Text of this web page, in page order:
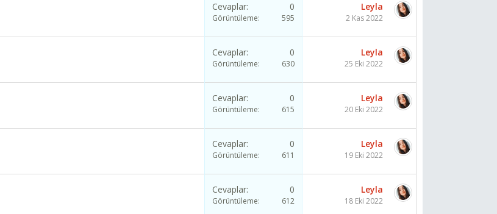
Cevaplar 0
Görüntüleme 595
Leyla
2 Kas 2022
Cevaplar 0
Görüntüleme 630
Leyla
25 Eki 2022
Cevaplar 0
Görüntüleme 615
Leyla
20 Eki 2022
Cevaplar 0
Görüntüleme 611
Leyla
19 Eki 2022
Cevaplar 0
Görüntüleme 612
Leyla
18 Eki 2022